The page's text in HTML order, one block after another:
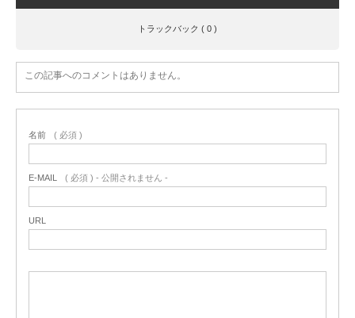
トラックバック ( 0 )
この記事へのコメントはありません。
名前 ( 必須 )
E-MAIL ( 必須 ) - 公開されません -
URL